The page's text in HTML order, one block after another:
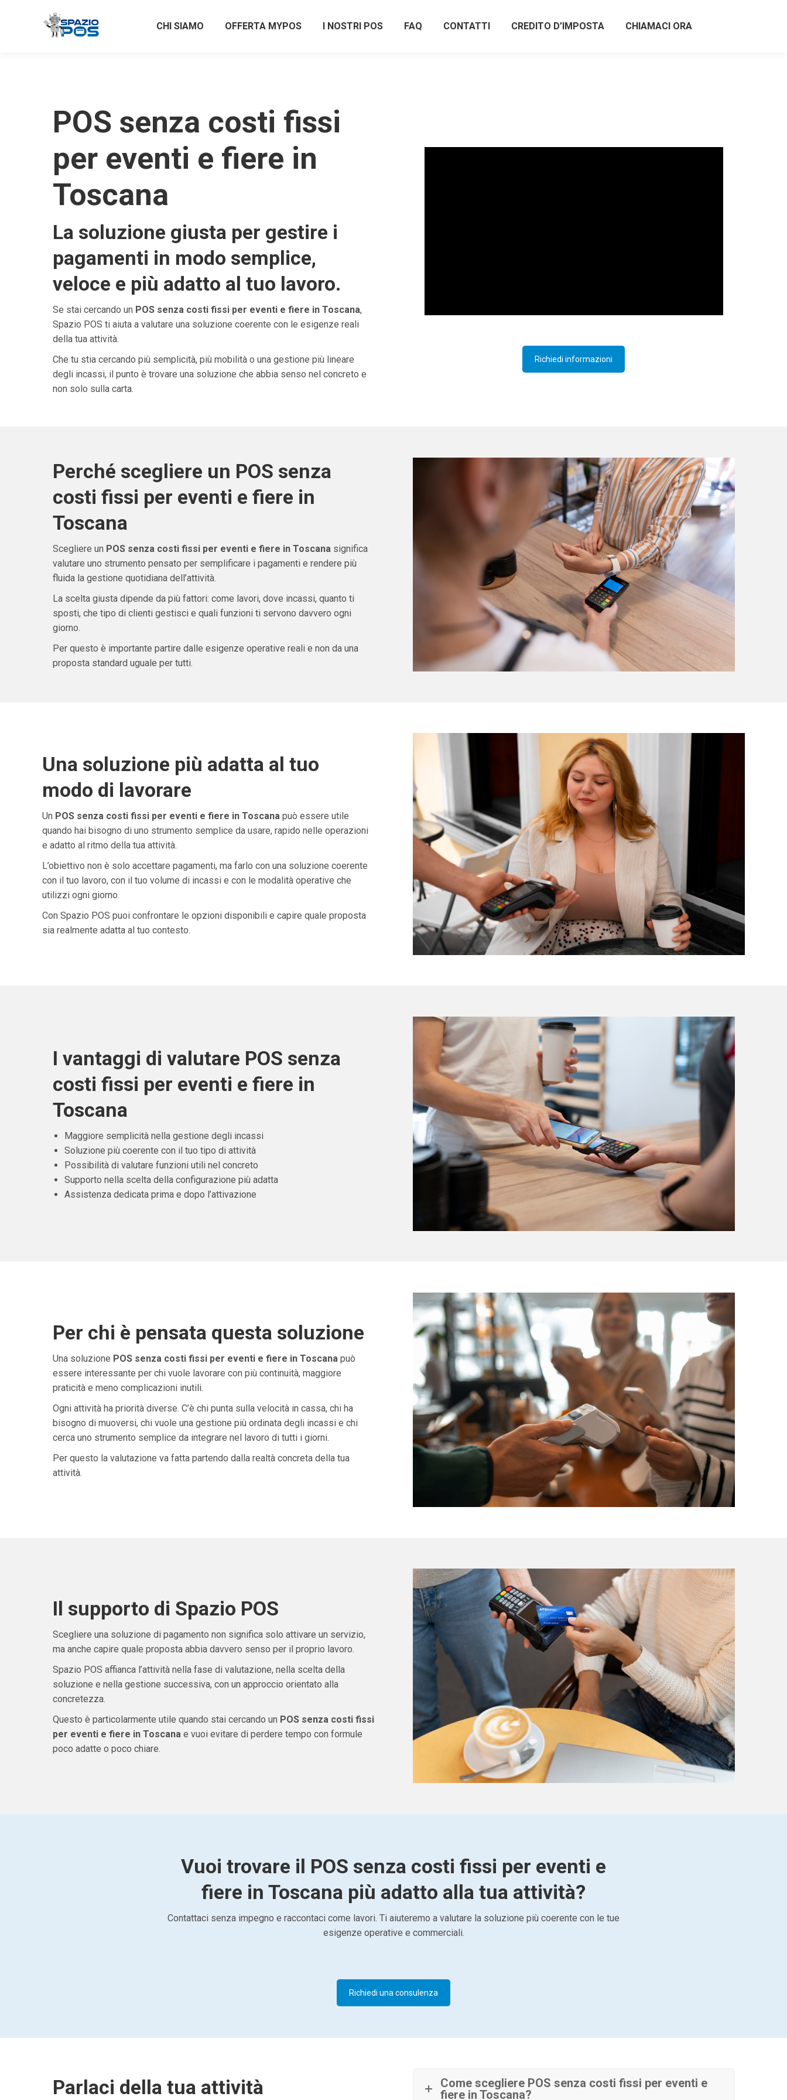
CHI SIAMO OFFERTA MYPOS I NOSTRI POS FAQ CONTATTI CREDITO D’IMPOSTA CHIAMACI ORA
POS senza costi fissi
per eventi e fiere in
Toscana
La soluzione giusta per gestire i
pagamenti in modo semplice,
veloce e più adatto al tuo lavoro.
Se stai cercando un POS senza costi fissi per eventi e fiere in Toscana,
Spazio POS ti aiuta a valutare una soluzione coerente con le esigenze reali
della tua attività.
Che tu stia cercando più semplicità, più mobilità o una gestione più lineare
degli incassi, il punto è trovare una soluzione che abbia senso nel concreto e
non solo sulla carta.
Richiedi informazioni
Perché scegliere un POS senza
costi fissi per eventi e fiere in
Toscana
Scegliere un POS senza costi fissi per eventi e fiere in Toscanasignifica
valutare uno strumento pensato per semplificare i pagamenti e rendere più
fluida la gestione quotidiana dell’attività.
La scelta giusta dipende da più fattori: come lavori, dove incassi, quanto ti
sposti, che tipo di clienti gestisci e quali funzioni ti servono davvero ogni
giorno.
Per questo è importante partire dalle esigenze operative reali e non da una
proposta standard uguale per tutti.
Una soluzione più adatta al tuo
modo di lavorare
Un POS senza costi fissi per eventi e fiere in Toscana può essere utile
quando hai bisogno di uno strumento semplice da usare, rapido nelle operazioni
e adatto al ritmo della tua attività.
L’obiettivo non è solo accettare pagamenti, ma farlo con una soluzione coerente
con il tuo lavoro, con il tuo volume di incassi e con le modalità operative che
utilizzi ogni giorno.
Con Spazio POS puoi confrontare le opzioni disponibili e capire quale proposta
sia realmente adatta al tuo contesto.
I vantaggi di valutare POS senza
costi fissi per eventi e fiere in
Toscana
Maggiore semplicità nella gestione degli incassi
Soluzione più coerente con il tuo tipo di attività
Possibilità di valutare funzioni utili nel concreto
Supporto nella scelta della configurazione più adatta
Assistenza dedicata prima e dopo l’attivazione
Per chi è pensata questa soluzione
Una soluzione POS senza costi fissi per eventi e fiere in Toscanapuò
essere interessante per chi vuole lavorare con più continuità, maggiore
praticità e meno complicazioni inutili.
Ogni attività ha priorità diverse. C’è chi punta sulla velocità in cassa, chi ha
bisogno di muoversi, chi vuole una gestione più ordinata degli incassi e chi
cerca uno strumento semplice da integrare nel lavoro di tutti i giorni.
Per questo la valutazione va fatta partendo dalla realtà concreta della tua
attività.
Il supporto di Spazio POS
Scegliere una soluzione di pagamento non significa solo attivare un servizio,
ma anche capire quale proposta abbia davvero senso per il proprio lavoro.
Spazio POS affianca l’attività nella fase di valutazione, nella scelta della
soluzione e nella gestione successiva, con un approccio orientato alla
concretezza.
Questo è particolarmente utile quando stai cercando un POS senza costi fissi
per eventi e fiere in Toscanae vuoi evitare di perdere tempo con formule
poco adatte o poco chiare.
Vuoi trovare il POS senza costi fissi per eventi e
fiere in Toscana più adatto alla tua attività?
Contattaci senza impegno e raccontaci come lavori. Ti aiuteremo a valutare la soluzione più coerente con le tue
esigenze operative e commerciali.
Richiedi una consulenza
Parlaci della tua attività
Come scegliere POS senza costi fissi per eventi e
fiere in Toscana?